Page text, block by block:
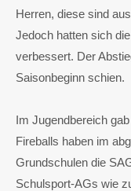
Herren, diese sind
Jedoch hatten sich
verbessert. Der
Saisonbeginn schien.
Im Jugendbereich
Fireballs haben im
Grundschulen die
Schulsport-AGs wie